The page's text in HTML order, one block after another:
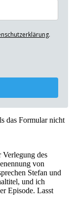
.
das Formular nicht
Verlegung des
von
Stefan und
und ich
Episode. Lasst